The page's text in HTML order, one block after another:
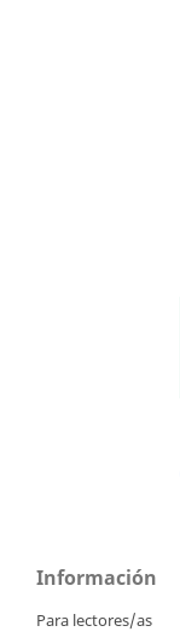
Información
Para lectores/as